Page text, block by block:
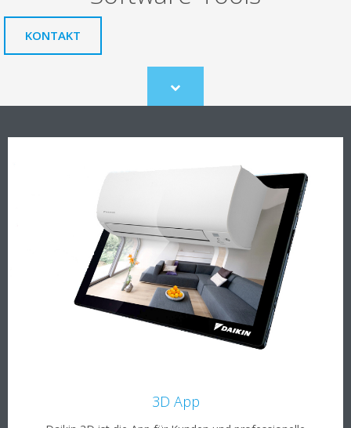
KONTAKT
Scroll
to
3D App